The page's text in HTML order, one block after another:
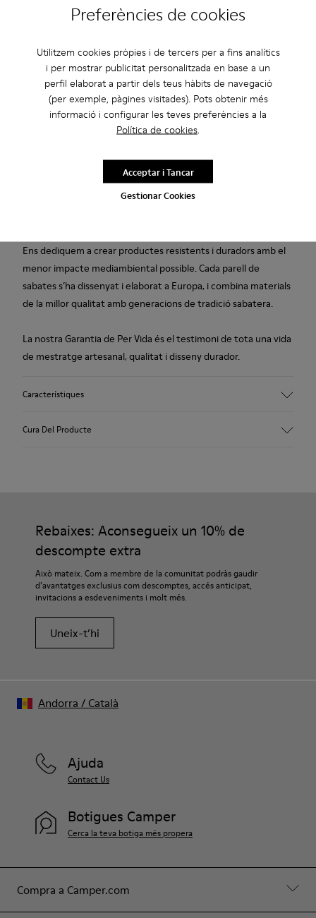
Preferències de cookies
Utilitzem cookies pròpies i de tercers per a fins analítics
i per mostrar publicitat personalitzada en base a un
perfil elaborat a partir dels teus hàbits de navegació
(per exemple, pàgines visitades). Pots obtenir més
informació i configurar les teves preferències a la
Política de cookies.
Gestionar Cookies
Acceptar i Tancar
Garantia de per vida
Botes al turmell Per a home de pell d’adob vegetal en negre i
gris, amb plantilles de PU extraïbles i soles de Goma.
La Pelotas Ariel és el model més icònic de Camper. Amb una
parell de sabates es confecciona a mà amb pells europees i
està cosit per tot el contorn a la original sola de cautxú.
Ens dediquem a crear productes resistents i duradors amb el
menor impacte mediambiental possible. Cada parell de
sabates s’ha dissenyat i elaborat a Europa, i combina materials
de la millor qualitat amb generacions de tradició sabatera.
La nostra Garantia de Per Vida és el testimoni de tota una vida
de mestratge artesanal, qualitat i disseny durador.
Característiques
Plantilla de PU
Folre
62,98% pell vacuna, 37,02% PET reciclat
Cura Del Producte
que durin més.
Si necessites indicacions precises sobre com tenir cura de les
teves sabates, pots visitar la nostraGuia de manteniment de
sabates.
Rebaixes: Aconsegueix un 10% de
descompte extra
Això mateix. Com a membre de la comunitat podràs gaudir
d’avantatges exclusius com descomptes, accés anticipat,
invitacions a esdeveniments i molt més.
Uneix-t’hi
Compra a Camper.com
Ajuda
Contact Us
Botigues Camper
Cerca la teva botiga més propera
Andorra / Català